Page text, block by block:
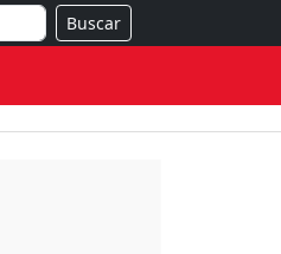
Buscar